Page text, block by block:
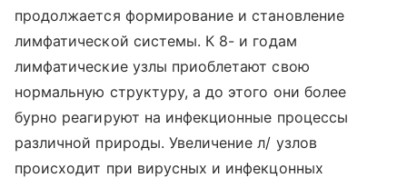
продолжается формирование и становление
лимфатической системы. К 8- и годам
лимфатические узлы приоблетают свою
нормальную структуру, а до этого они более
бурно реагируют на инфекционные процессы
различной природы. Увеличение л/ узлов
происходит при вирусных и инфекцонных